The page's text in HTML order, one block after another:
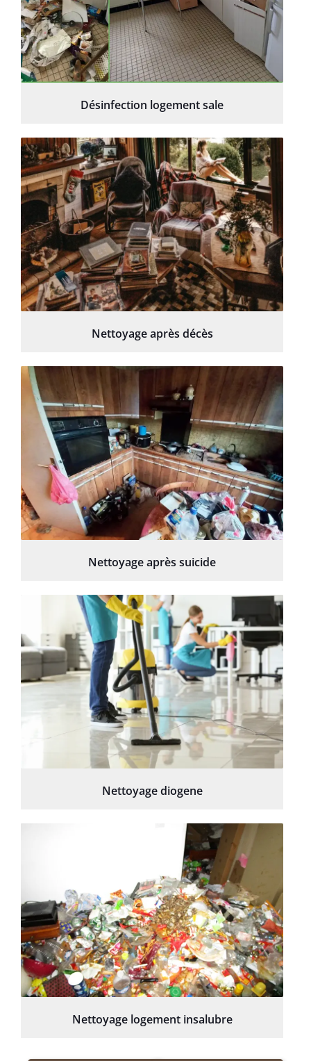
Désinfection logement sale
Nettoyage après décès
Nettoyage après suicide
Nettoyage diogene
Nettoyage logement insalubre